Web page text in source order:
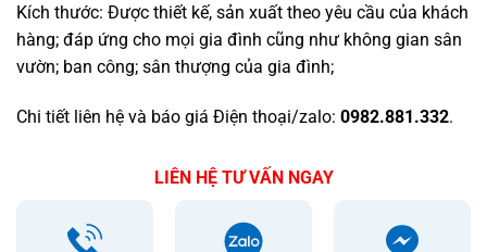
Kích thước: Được thiết kế, sản xuất theo yêu cầu của khách
hàng; đáp ứng cho mọi gia đình cũng như không gian sân
vườn; ban công; sân thượng của gia đình;
Chi tiết liên hệ và báo giá Điện thoại/zalo: 0982.881.332.
LIÊN HỆ TƯ VẤN NGAY